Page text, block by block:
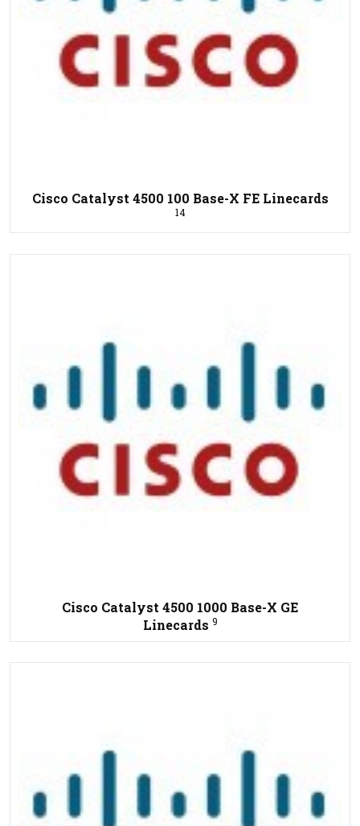
Cisco Catalyst 4500 100 Base-X FE Linecards
14
Cisco Catalyst 4500 1000 Base-X GE
Linecards 9